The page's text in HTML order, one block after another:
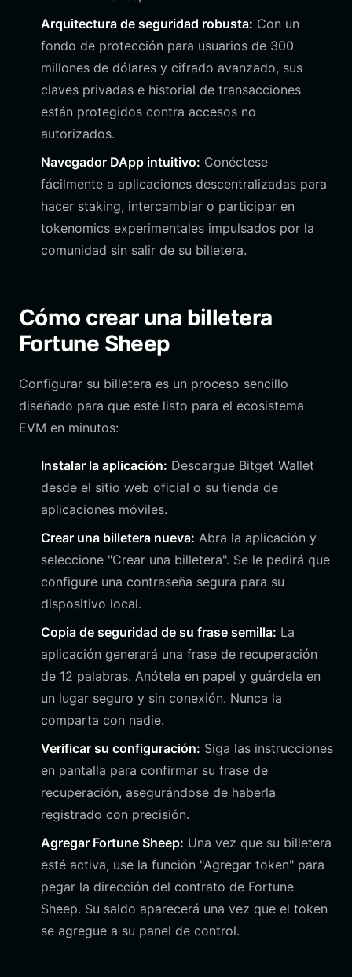
Arquitectura de seguridad robusta: Con un
fondo de protección para usuarios de 300
millones de dólares y cifrado avanzado, sus
claves privadas e historial de transacciones
están protegidos contra accesos no
autorizados.
Navegador DApp intuitivo: Conéctese
fácilmente a aplicaciones descentralizadas para
hacer staking, intercambiar o participar en
tokenomics experimentales impulsados por la
comunidad sin salir de su billetera.
Cómo crear una billetera
Fortune Sheep
Configurar su billetera es un proceso sencillo
diseñado para que esté listo para el ecosistema
EVM en minutos:
Instalar la aplicación: Descargue Bitget Wallet
desde el sitio web oficial o su tienda de
aplicaciones móviles.
Crear una billetera nueva: Abra la aplicación y
seleccione "Crear una billetera". Se le pedirá que
configure una contraseña segura para su
dispositivo local.
Copia de seguridad de su frase semilla: La
aplicación generará una frase de recuperación
de 12 palabras. Anótela en papel y guárdela en
un lugar seguro y sin conexión. Nunca la
comparta con nadie.
Verificar su configuración: Siga las instrucciones
en pantalla para confirmar su frase de
recuperación, asegurándose de haberla
registrado con precisión.
Agregar Fortune Sheep: Una vez que su billetera
esté activa, use la función "Agregar token" para
pegar la dirección del contrato de Fortune
Sheep. Su saldo aparecerá una vez que el token
se agregue a su panel de control.